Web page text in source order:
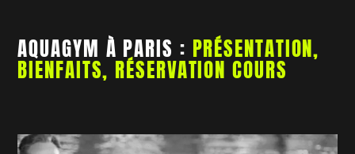
AQUAGYM À PARIS : PRÉSENTATION,
BIENFAITS, RÉSERVATION COURS